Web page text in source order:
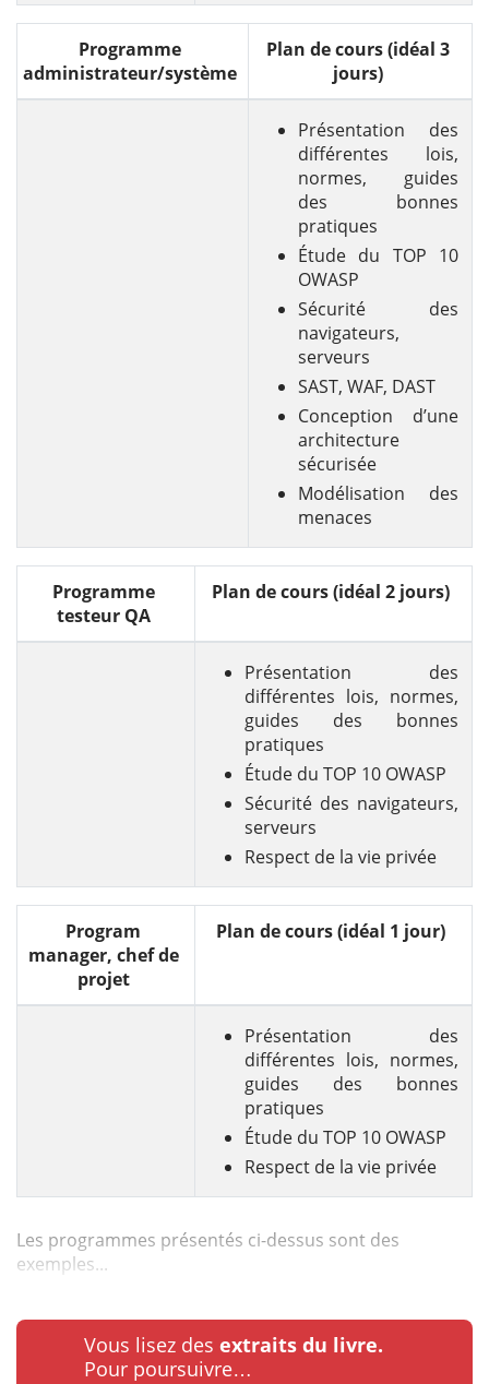
Programme
administrateur/système
Plan de cours (idéal 3
jours)
Présentation des
différentes lois,
normes, guides
des bonnes
pratiques
Étude du TOP 10
OWASP
Sécurité des
navigateurs,
serveurs
SAST, WAF, DAST
Conception d’une
architecture
sécurisée
Modélisation des
menaces
Programme
testeur QA
Plan de cours (idéal 2 jours)
Présentation des
différentes lois, normes,
guides des bonnes
pratiques
Étude du TOP 10 OWASP
Sécurité des navigateurs,
serveurs
Respect de la vie privée
Program
manager, chef de
projet
Plan de cours (idéal 1 jour)
Présentation des
différentes lois, normes,
guides des bonnes
pratiques
Étude du TOP 10 OWASP
Respect de la vie privée
Les programmes présentés ci-dessus sont des
exemples...
Vous lisez des extraits du livre.
Pour poursuivre…